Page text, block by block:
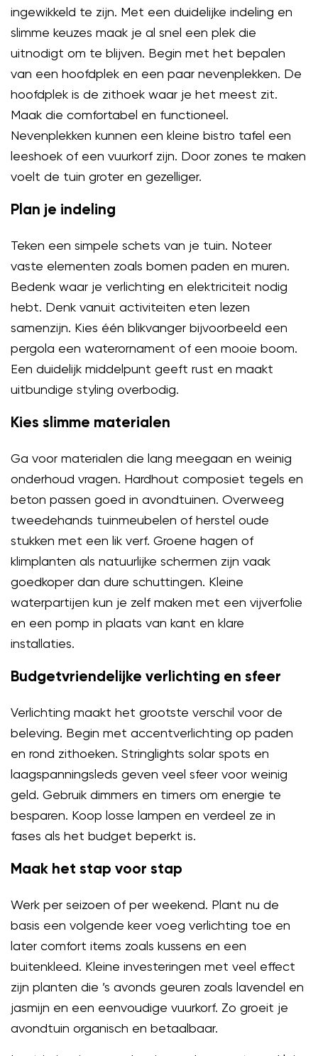
ingewikkeld te zijn. Met een duidelijke indeling en
slimme keuzes maak je al snel een plek die
uitnodigt om te blijven. Begin met het bepalen
van een hoofdplek en een paar nevenplekken. De
hoofdplek is de zithoek waar je het meest zit.
Maak die comfortabel en functioneel.
Nevenplekken kunnen een kleine bistro tafel een
leeshoek of een vuurkorf zijn. Door zones te maken
voelt de tuin groter en gezelliger.
Plan je indeling
Teken een simpele schets van je tuin. Noteer
vaste elementen zoals bomen paden en muren.
Bedenk waar je verlichting en elektriciteit nodig
hebt. Denk vanuit activiteiten eten lezen
samenzijn. Kies één blikvanger bijvoorbeeld een
pergola een waterornament of een mooie boom.
Een duidelijk middelpunt geeft rust en maakt
uitbundige styling overbodig.
Kies slimme materialen
Ga voor materialen die lang meegaan en weinig
onderhoud vragen. Hardhout composiet tegels en
beton passen goed in avondtuinen. Overweeg
tweedehands tuinmeubelen of herstel oude
stukken met een lik verf. Groene hagen of
klimplanten als natuurlijke schermen zijn vaak
goedkoper dan dure schuttingen. Kleine
waterpartijen kun je zelf maken met een vijverfolie
en een pomp in plaats van kant en klare
installaties.
Budgetvriendelijke verlichting en sfeer
Verlichting maakt het grootste verschil voor de
beleving. Begin met accentverlichting op paden
en rond zithoeken. Stringlights solar spots en
laagspanningsleds geven veel sfeer voor weinig
geld. Gebruik dimmers en timers om energie te
besparen. Koop losse lampen en verdeel ze in
fases als het budget beperkt is.
Maak het stap voor stap
Werk per seizoen of per weekend. Plant nu de
basis een volgende keer voeg verlichting toe en
later comfort items zoals kussens en een
buitenkleed. Kleine investeringen met veel effect
zijn planten die ’s avonds geuren zoals lavendel en
jasmijn en een eenvoudige vuurkorf. Zo groeit je
avondtuin organisch en betaalbaar.